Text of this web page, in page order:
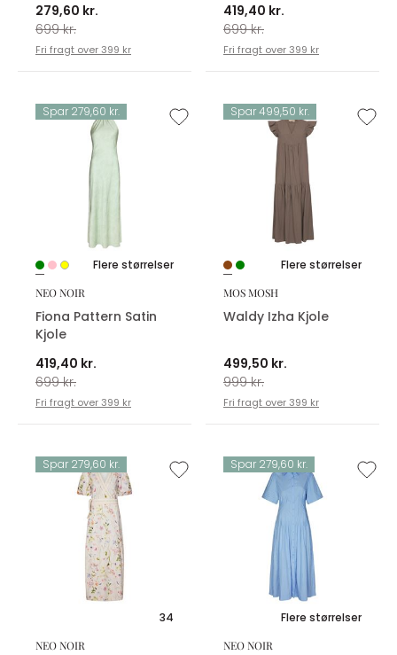
279,60 kr.
699 kr.
Fri fragt over 399 kr
419,40 kr.
699 kr.
Fri fragt over 399 kr
Spar 279,60 kr.
Flere størrelser
NEO NOIR
Fiona Pattern Satin
Kjole
419,40 kr.
699 kr.
Fri fragt over 399 kr
Spar 499,50 kr.
Flere størrelser
MOS MOSH
Waldy Izha Kjole
499,50 kr.
999 kr.
Fri fragt over 399 kr
Spar 279,60 kr.
34
NEO NOIR
Spar 279,60 kr.
Flere størrelser
NEO NOIR